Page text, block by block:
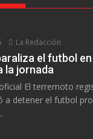
La Redacción
el futbol
la jornada
El terremoto
a detener el futbol